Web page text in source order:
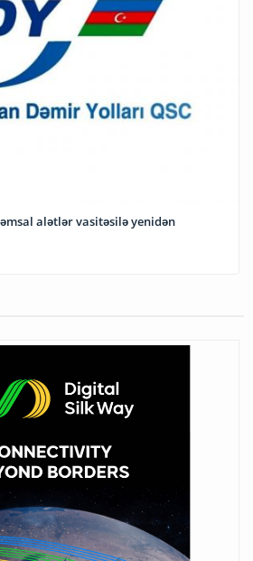
alətlər vasitəsilə yenidən